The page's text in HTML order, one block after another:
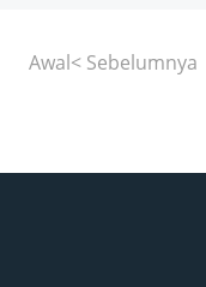
Awal< Sebelumnya